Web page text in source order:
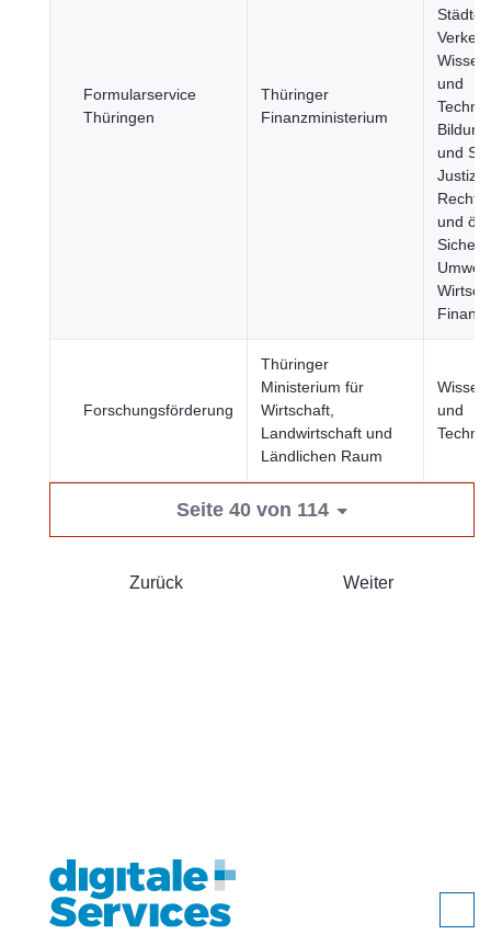
Formularservice
Thüringen
Thüringer
Finanzministerium
Städte,
und
und
Justiz,
und
Forschungsförderung
Thüringer
Ministerium für
Wirtschaft,
Landwirtschaft und
Ländlichen Raum
und
Seite 40 von 114
Zurück Weiter